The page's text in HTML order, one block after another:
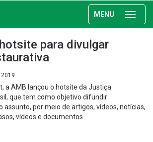
MENU
para divulgar
a AMB lançou o hotsite da Justiça
que tem como objetivo difundir
assunto, por meio de artigos, vídeos, notícias,
vídeos e documentos.